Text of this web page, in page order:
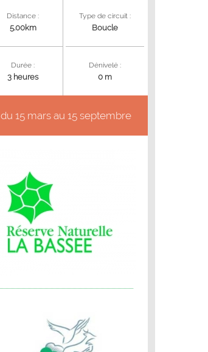
Distance :
5.00km
Type de circuit :
Boucle
Durée :
3 heures
Dénivelé :
0 m
du 15 mars au 15 septembre